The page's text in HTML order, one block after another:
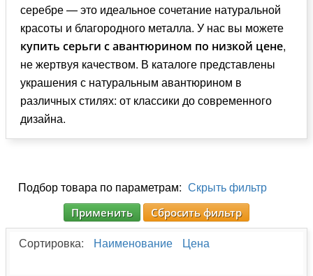
серебре — это идеальное сочетание натуральной
красоты и благородного металла. У нас вы можете
купить серьги с авантюрином по низкой цене,
не жертвуя качеством. В каталоге представлены
украшения с натуральным авантюрином в
различных стилях: от классики до современного
дизайна.
Подбор товара по параметрам: Скрыть фильтр
Применить Сбросить фильтр
Сортировка: Наименование Цена